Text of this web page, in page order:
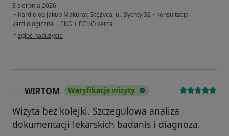
3 sierpnia 2026
• Kardiolog Jakub Makurat, Stężyca, ul. Sychty 32 • konsultacja
kardiologiczna + EKG + ECHO serca
• w opinii użytkownika Zdzisław
zgłoś nadużycie
WIRTOM Weryfikacja wizyty
Wizyta bez kolejki. Szczegulowa analiza
dokumentacji lekarskich badanis i diagnoza.